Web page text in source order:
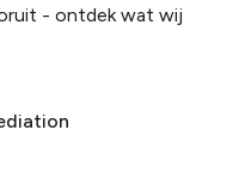
- ontdek wat wij